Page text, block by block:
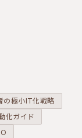
になりま
す。
の極小IT化戦略
化ガイド